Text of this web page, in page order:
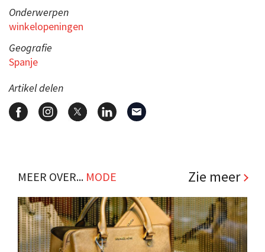
Onderwerpen
winkelopeningen
Geografie
Spanje
Artikel delen
MEER OVER... MODE Zie meer